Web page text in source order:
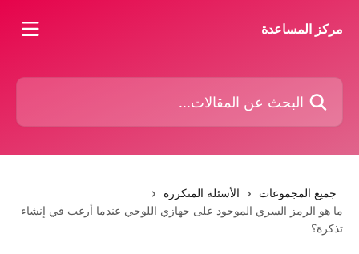
مركز المساعدة
البحث عن المقالات...
جميع المجموعات
الأسئلة المتكررة
ما هو الرمز السري الموجود على جهازي اللوحي عندما أرغب في إنشاء
تذكرة؟